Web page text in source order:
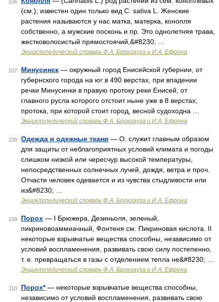
106
(см.); известен один только вид С. sativa L. Женские
растения называются у нас матка, матерка, конопля
собственно, а мужские посконь и пр. Это однолетняя трава,
жестковолосистый прямостоячий,&#8230; …
Энциклопедический словарь Ф.А. Брокгауза и И.А. Ефрона
107 Минусинск — окружный город Енисейской губернии, от
губернского города на юг в 490 верстах, при впадении
речки Минусинки в правую протоку реки Енисей, от
главного русла которого отстоит ныне уже в 8 верстах;
протока, при которой стоит город, весной судоходна …
Энциклопедический словарь Ф.А. Брокгауза и И.А. Ефрона
108 Одежда и одежные ткани — О. служит главным образом
для защиты от неблагоприятных условий климата и погоды
слишком низкой или чересчур высокой температуры,
непосредственных солнечных лучей, дождя, ветра и проч.
Отчасти человек одевается и из чувства стыдливости или
из&#8230; …
Энциклопедический словарь Ф.А. Брокгауза и И.А. Ефрона
109 Порох — I Брюжера, Дезиньоля, зеленый,
пикриновоаммиачный, Фонтеня см. Пикриновая кислота. II
некоторые взрывчатые вещества способны, независимо от
условий воспламенения, развивать свою силу постепенно,
т. е. превращаться в газы с отделением тепла не&#8230; …
Энциклопедический словарь Ф.А. Брокгауза и И.А. Ефрона
110 Порох*— некоторые взрывчатые вещества способны,
независимо от условий воспламенения, развивать свою